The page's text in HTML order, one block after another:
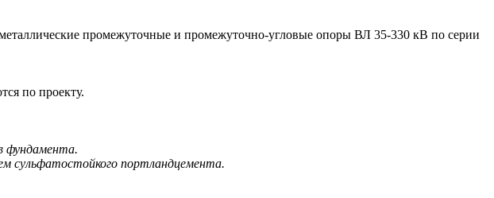
промежуточные и промежуточно-угловые опоры ВЛ 35-330 кВ по серии
по проекту.
фундамента.
сульфатостойкого портландцемента.